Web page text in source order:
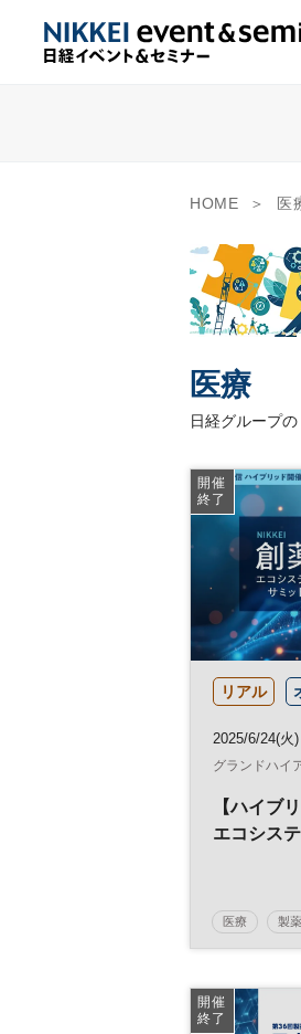
HOME 医
医療
日経グループ
開催
終了
リアル
2025/6/24(火
グランドハイ
【ハイブ
エコシス
医療 製薬
開催
終了